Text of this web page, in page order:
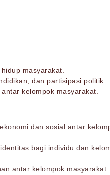
masyarakat.
dan partisipasi politik.
kelompok masyarakat.
dan sosial antar
bagi individu dan
antar kelompok masyarakat.